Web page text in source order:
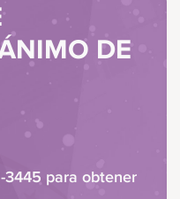
DE
3445 para obtener